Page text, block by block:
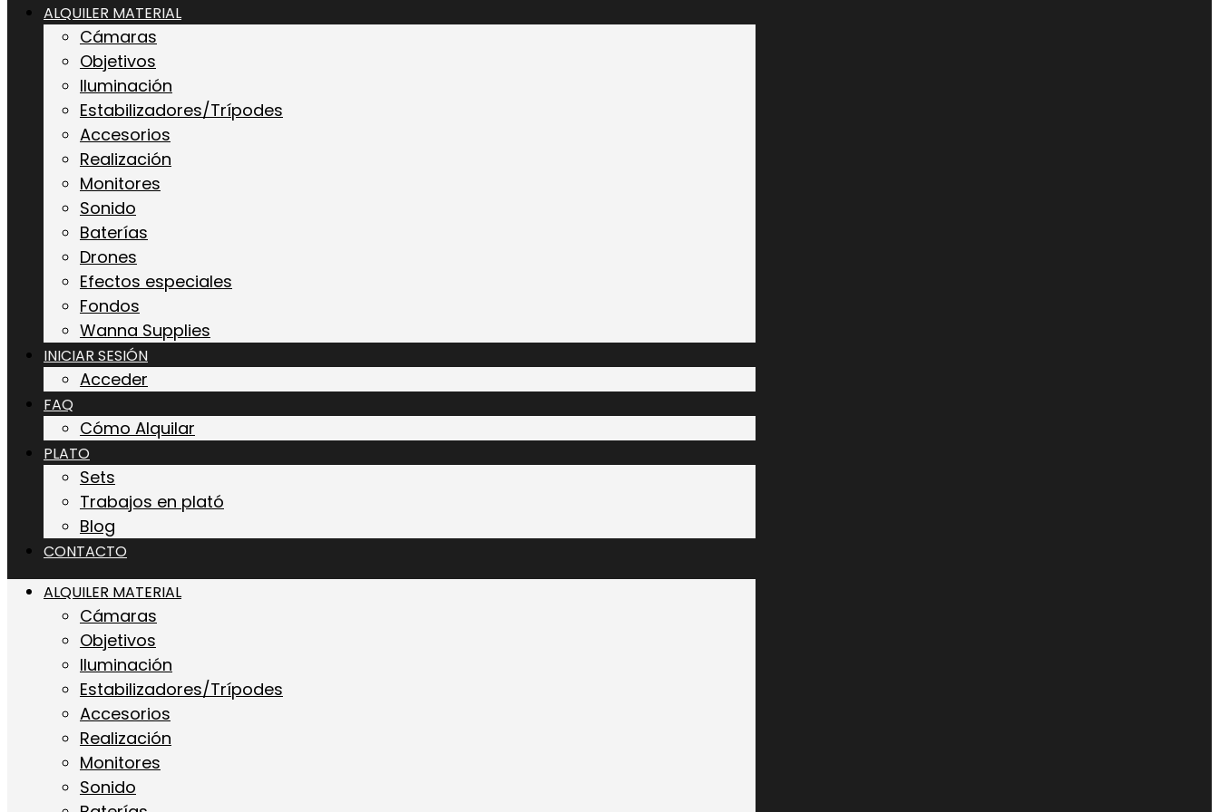
ALQUILER MATERIAL
Cámaras
Objetivos
Iluminación
Estabilizadores/Trípodes
Accesorios
Realización
Monitores
Sonido
Baterías
Drones
Efectos especiales
Fondos
Wanna Supplies
INICIAR SESIÓN
Acceder
FAQ
Cómo Alquilar
PLATO
Sets
Trabajos en plató
Blog
CONTACTO
ALQUILER MATERIAL
Cámaras
Objetivos
Iluminación
Estabilizadores/Trípodes
Accesorios
Realización
Monitores
Sonido